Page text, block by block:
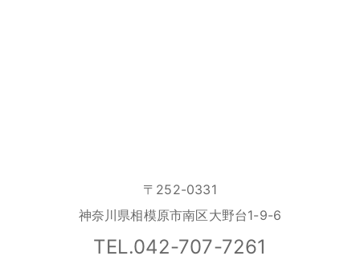
〒252-0331
神奈川県相模原市南区大野台1-9-6
TEL.042-707-7261